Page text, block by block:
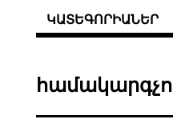
ԿԱՏԵԳՈՐԻԱՆԵՐ